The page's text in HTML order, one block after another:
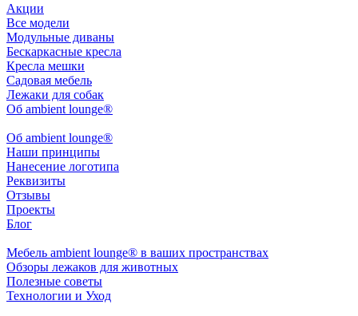
Акции
Все модели
Модульные диваны
Бескаркасные кресла
Кресла мешки
Садовая мебель
Лежаки для собак
Об ambient lounge®
Oб ambient lounge®
Наши принципы
Нанесение логотипа
Реквизиты
Отзывы
Проекты
Блог
Мебель ambient lounge® в ваших пространствах
Обзоры лежаков для животных
Полезные советы
Технологии и Уход